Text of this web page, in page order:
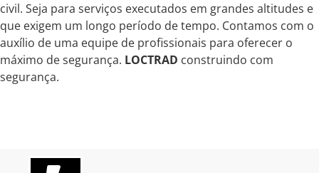
civil. Seja para serviços executados em grandes altitudes e
que exigem um longo período de tempo. Contamos com o
auxílio de uma equipe de profissionais para oferecer o
máximo de segurança. LOCTRAD construindo com
segurança.